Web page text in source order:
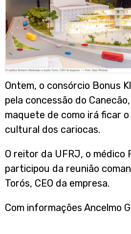
Ontem, o consórcio Bonus
pela concessão do
maquete de como irá ficar
cultural dos cariocas.
O reitor da UFRJ, o médico
participou da reunião
Torós, CEO da empresa.
Com informações Ancelmo